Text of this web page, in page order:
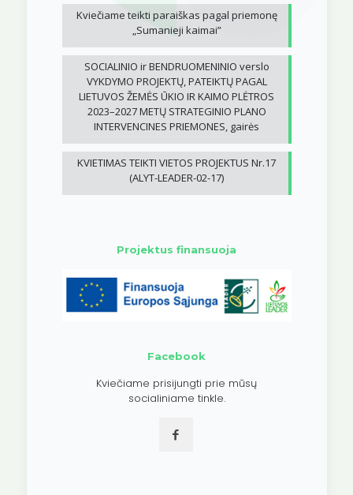
Kviečiame teikti paraiškas pagal priemonę
„Sumanieji kaimai”
SOCIALINIO ir BENDRUOMENINIO verslo
VYKDYMO PROJEKTŲ, PATEIKTŲ PAGAL
LIETUVOS ŽEMĖS ŪKIO IR KAIMO PLĖTROS
2023–2027 METŲ STRATEGINIO PLANO
INTERVENCINES PRIEMONES, gairės
KVIETIMAS TEIKTI VIETOS PROJEKTUS Nr.17
(ALYT-LEADER-02-17)
Projektus finansuoja
Facebook
Kviečiame prisijungti prie mūsų
socialiniame tinkle.